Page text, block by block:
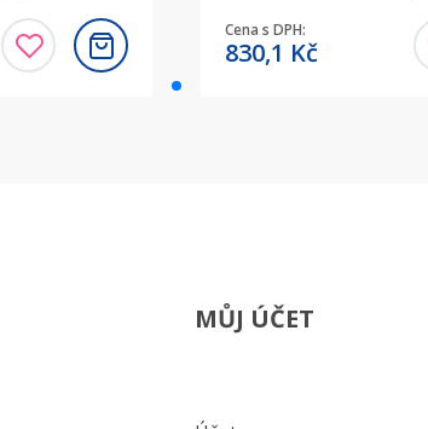
Cena s DPH:
830,1 Kč
MŮJ ÚČET